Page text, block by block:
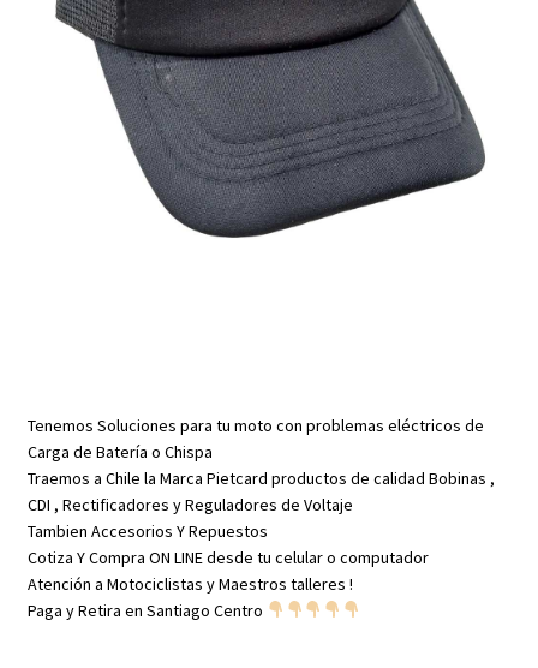
Tenemos Soluciones para tu moto con problemas eléctricos de
Carga de Batería o Chispa
Traemos a Chile la Marca Pietcard productos de calidad Bobinas ,
CDI , Rectificadores y Reguladores de Voltaje
Tambien Accesorios Y Repuestos
Cotiza Y Compra ON LINE desde tu celular o computador
Atención a Motociclistas y Maestros talleres !
Paga y Retira en Santiago Centro